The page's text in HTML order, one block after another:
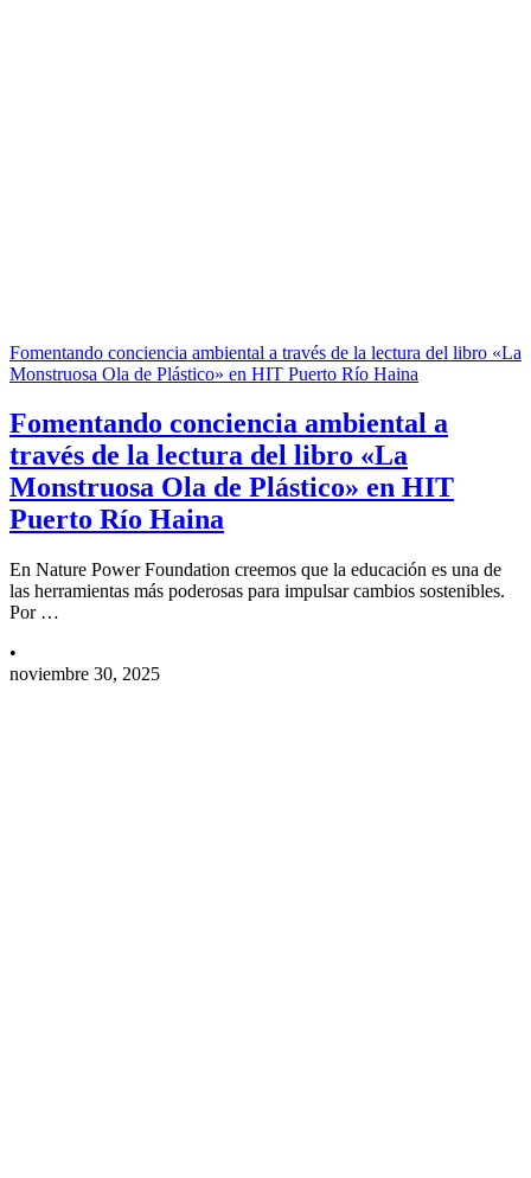
Fomentando conciencia ambiental a través de la lectura del libro «La
Monstruosa Ola de Plástico» en HIT Puerto Río Haina
Fomentando conciencia ambiental a
través de la lectura del libro «La
Monstruosa Ola de Plástico» en HIT
Puerto Río Haina
En Nature Power Foundation creemos que la educación es una de
las herramientas más poderosas para impulsar cambios sostenibles.
Por …
•
noviembre 30, 2025